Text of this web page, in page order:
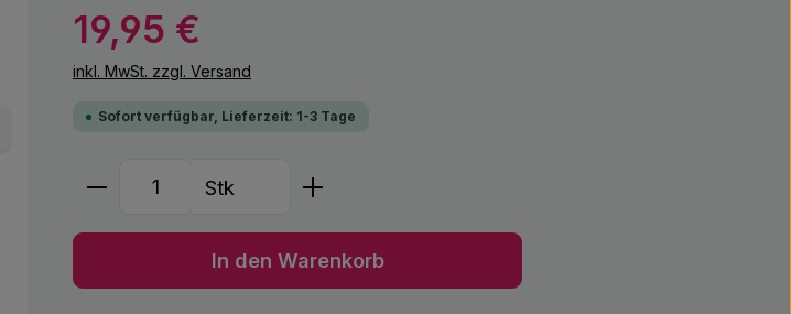
Regulärer Preis:
19,95 €
inkl. MwSt. zzgl. Versand
Sofort verfügbar, Lieferzeit: 1-3 Tage
Produkt Anzahl: Gib den gewünschten Wert ein oder
Stk
In den Warenkorb